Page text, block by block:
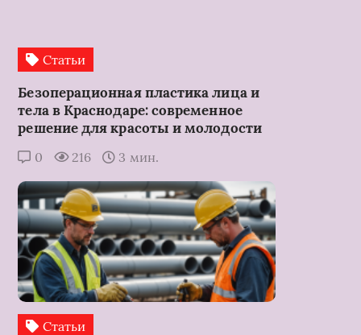
Статьи
Безоперационная пластика лица и
тела в Краснодаре: современное
решение для красоты и молодости
0 216 3 мин.
Статьи